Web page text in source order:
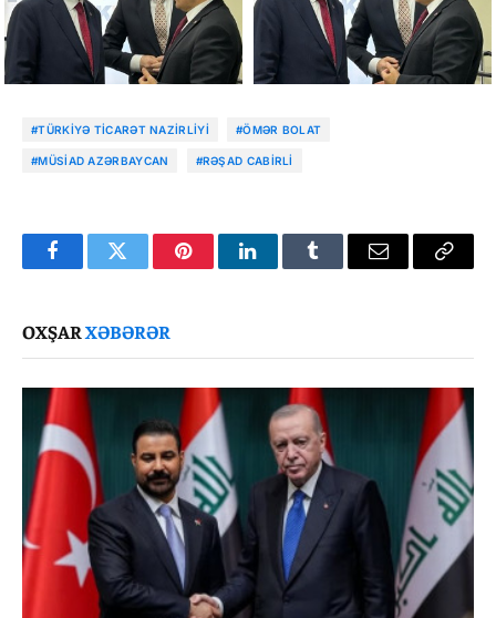
#TÜRKIYƏ TICARƏT NAZIRLIYI #ÖMƏR BOLAT
#MÜSİAD AZƏRBAYCAN #RƏŞAD CABIRLI
FacebookTwitter PinterestLinkedInTumblr Email
Copy
OXŞARXƏBƏRƏR